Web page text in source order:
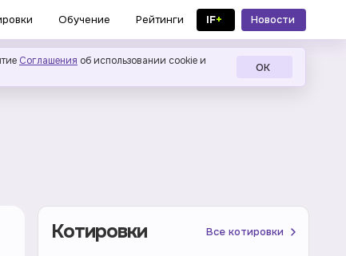
Обучение Рейтинги IF+
Новости
в MAX
Соглашения об использовании cookie и
ОК
Котировки Все котировки